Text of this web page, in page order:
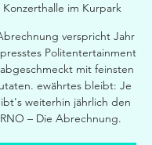
Konzerthalle im Kurpark
verspricht Jahr
Polit­enter­tain­ment
mit feinsten
ewährtes bleibt: Je
weiterhin jährlich den
– Die Abrechnung.